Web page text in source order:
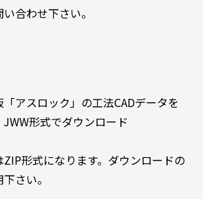
合わせ下さい。
アスロック」の工法CADデータを
JWW形式でダウンロード
形式になります。ダウンロードの
さい。